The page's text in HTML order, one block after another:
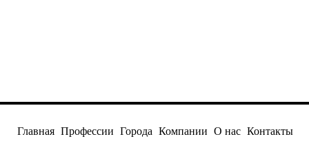
Главная Профессии Города Компании О нас Контакты